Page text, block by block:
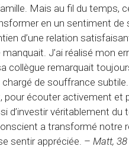
Mais au fil du temps,
en un sentiment
d’une relation
J’ai réalisé mon
collègue remarquait
de souffrance subtile.
écouter activement et
d’investir véritablement
a transformé notre
sentir appréciée. – Matt, 38